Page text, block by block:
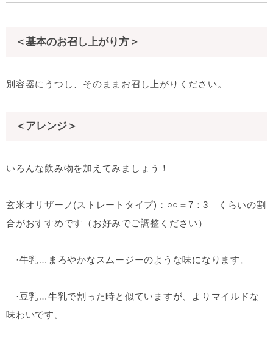
＜基本のお召し上がり方＞
別容器にうつし、そのままお召し上がりください。
＜アレンジ＞
いろんな飲み物を加えてみましょう！
玄米オリザーノ(ストレートタイプ)：○○＝7：3 くらいの割
合がおすすめです（お好みでご調整ください）
·牛乳…まろやかなスムージーのような味になります。
·豆乳…牛乳で割った時と似ていますが、よりマイルドな
味わいです。